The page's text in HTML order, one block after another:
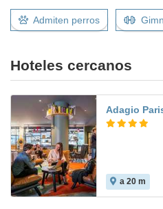
Admiten perros
Hoteles cercanos
Adagio
a 20 m